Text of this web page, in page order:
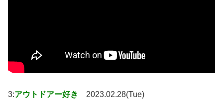
3:アウトドアー好き 2023.02.28(Tue)